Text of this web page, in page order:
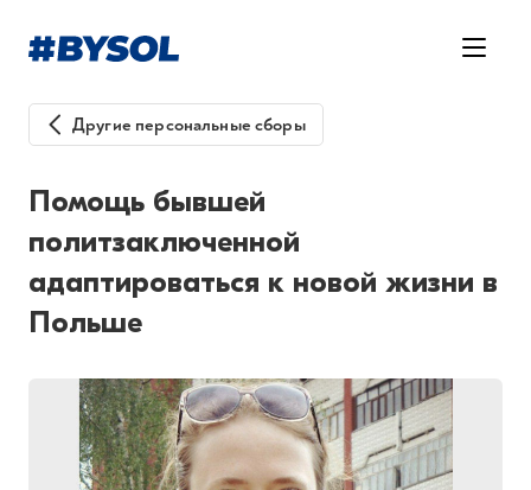
Другие персональные сборы
Помощь бывшей
политзаключенной
адаптироваться к новой жизни в
Польше